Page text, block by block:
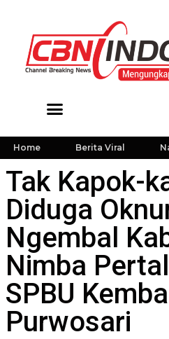
Home Berita Viral
Tak Kapok-
Diduga
Ngembal
Nimba
SPBU
Purwosari